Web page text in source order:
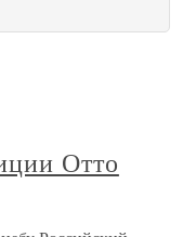
Отто